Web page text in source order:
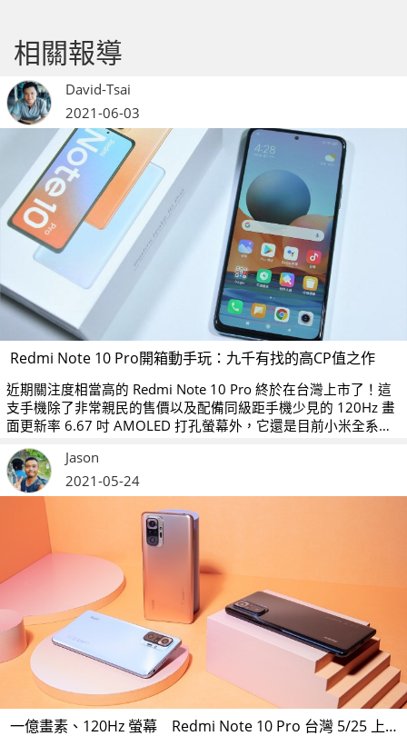
相關報導
David-Tsai
2021-06-03
Redmi Note 10 Pro開箱動手玩：九千有找的高CP值之作
近期關注度相當高的 Redmi Note 10 Pro 終於在台灣上市了！這
支手機除了非常親民的售價以及配備同級距手機少見的 120Hz 畫
面更新率 6.67 吋 AMOLED 打孔螢幕外，它還是目前小米全系列
產品中，唯一一款配有旗艦級 1 億 800 萬畫素感光元件的入門手
機，也為米粉們帶來一款萬元有找的高 CP 值拍照手機。
Jason
2021-05-24
一億畫素、120Hz 螢幕 Redmi Note 10 Pro 台灣 5/25 上市